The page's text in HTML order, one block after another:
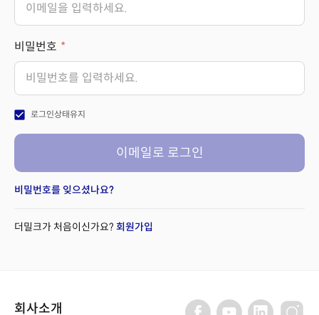
비밀번호
check_box 로그인상태유지
이메일로 로그인
비밀번호를 잊으셨나요?
더밀크가 처음이신가요? 회원가입
회사소개